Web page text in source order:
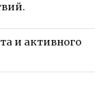
и активного